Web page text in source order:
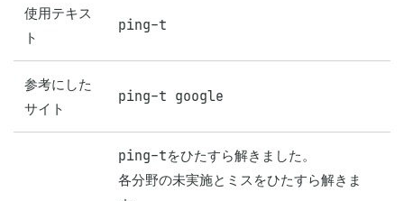
使用テキス
ト
ping-t
参考にした
サイト
ping-t google
ping-tをひたすら解きました。
各分野の未実施とミスをひたすら解きま